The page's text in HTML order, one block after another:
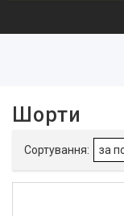
Бензопили
Електричні пили
Шорти